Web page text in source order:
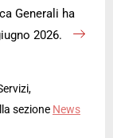
Generali ha
2026.
sezione News